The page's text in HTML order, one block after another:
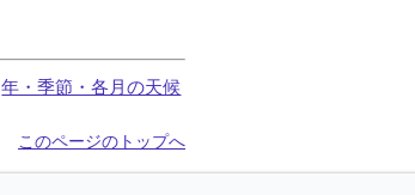
年・季節・各月の天候
このページのトップへ